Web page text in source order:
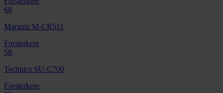
68
Marantz M-CR511
Forsterkere
58
Technics SU-C700
Forsterkere